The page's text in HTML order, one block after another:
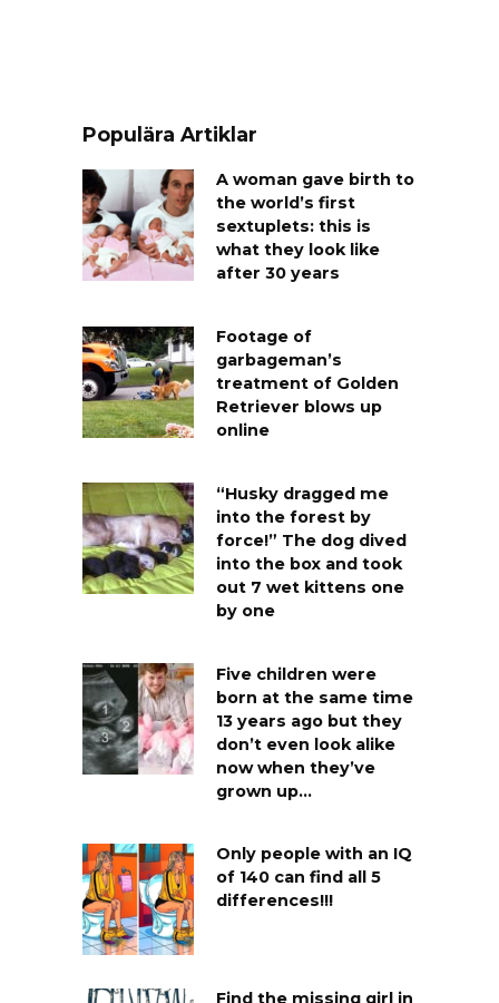
Populära Artiklar
A woman gave birth to
the world’s first
sextuplets: this is
what they look like
after 30 years
Footage of
garbageman’s
treatment of Golden
Retriever blows up
online
“Husky dragged me
into the forest by
force!” The dog dived
into the box and took
out 7 wet kittens one
by one
Five children were
born at the same time
13 years ago but they
don’t even look alike
now when they’ve
grown up…
Only people with an IQ
of 140 can find all 5
differences!!!